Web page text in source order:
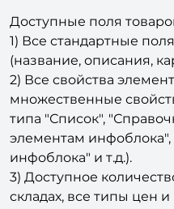
Доступные поля
1) Все стандартные
(название, описания,
2) Все свойства
множественные
типа "Список",
элементам
инфоблока" и т.д.).
3) Доступное
складах, все типы цен